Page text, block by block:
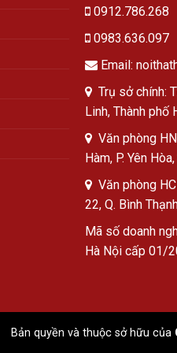
0912.786.268
0983.636.097
Email:
Trụ sở chính:
Linh, Thành phố
Văn phòng
Hàm, P. Yên
Văn phòng
22, Q. Bình
Mã số doanh
Hà Nội cấp 01/
Bản quyền và thuộc sở hữu của